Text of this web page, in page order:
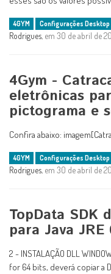
4GYM Configurações Desktop
Rodrigues, em 30 de abril de
4Gym -
eletrônicas
pictograma e
Confira abaixo:
4GYM Configurações Desktop
Rodrigues, em 30 de abril de
TopData SDK
para Java
2 - INSTALAÇÃO DLL
for 64 bits, deverá copiar a